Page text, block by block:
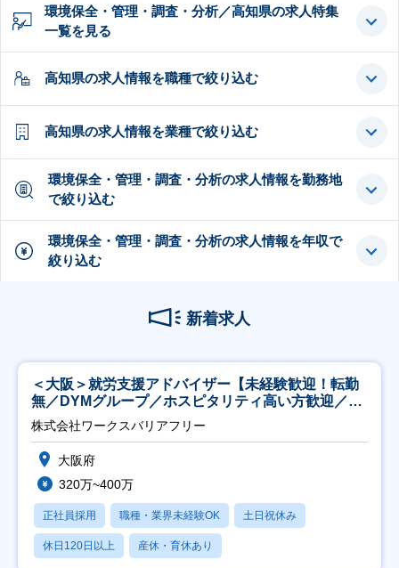
環境保全・管理・調査・分析／高知県の求人特集
一覧を見る
高知県の求人情報を職種で絞り込む
高知県の求人情報を業種で絞り込む
環境保全・管理・調査・分析の求人情報を勤務地
で絞り込む
環境保全・管理・調査・分析の求人情報を年収で
絞り込む
新着求人
＜大阪＞就労支援アドバイザー【未経験歓迎！転勤
無／DYMグループ／ホスピタリティ高い方歓迎／土
日祝】
株式会社ワークスバリアフリー
大阪府
320万~400万
正社員採用 職種・業界未経験OK 土日祝休み
休日120日以上 産休・育休あり